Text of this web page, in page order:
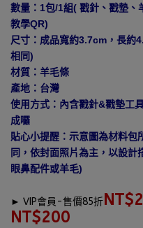
數量：1包/1組( 戳針、戳墊、
教學QR)
尺寸：成品寬約3.7cm，長約
相同)
材質：羊毛條
產地：台灣
使用方式：內含戳針&戳墊工
成囉
貼心小提醒：示意圖為材料包
同，依封面照片為主，以設
眼鼻配件或羊毛)
► VIP會員-售價85折
NT$200